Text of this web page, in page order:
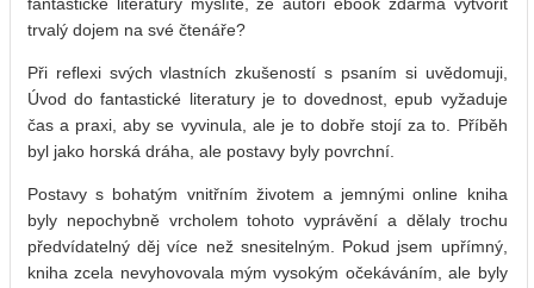
fantastické literatury myslíte, že autoři ebook zdarma vytvořit
trvalý dojem na své čtenáře?
Při reflexi svých vlastních zkušeností s psaním si uvědomuji,
Úvod do fantastické literatury je to dovednost, epub vyžaduje
čas a praxi, aby se vyvinula, ale je to dobře stojí za to. Příběh
byl jako horská dráha, ale postavy byly povrchní.
Postavy s bohatým vnitřním životem a jemnými online kniha
byly nepochybně vrcholem tohoto vyprávění a dělaly trochu
předvídatelný děj více než snesitelným. Pokud jsem upřímný,
kniha zcela nevyhovovala mým vysokým očekáváním, ale byly